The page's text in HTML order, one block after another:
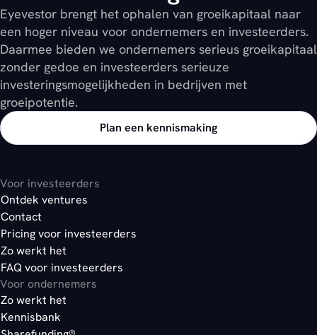
Eyevestor brengt het ophalen van groeikapitaal naar
een hoger niveau voor ondernemers en investeerders.
Daarmee bieden we ondernemers serieus groeikapitaal
zonder gedoe en investeerders serieuze
investeringsmogelijkheden in bedrijven met
groeipotentie.
Plan een kennismaking
Voor investeerders
Ontdek ventures
Contact
Pricing voor investeerders
Zo werkt het
FAQ voor investeerders
Voor ondernemers
Zo werkt het
Kennisbank